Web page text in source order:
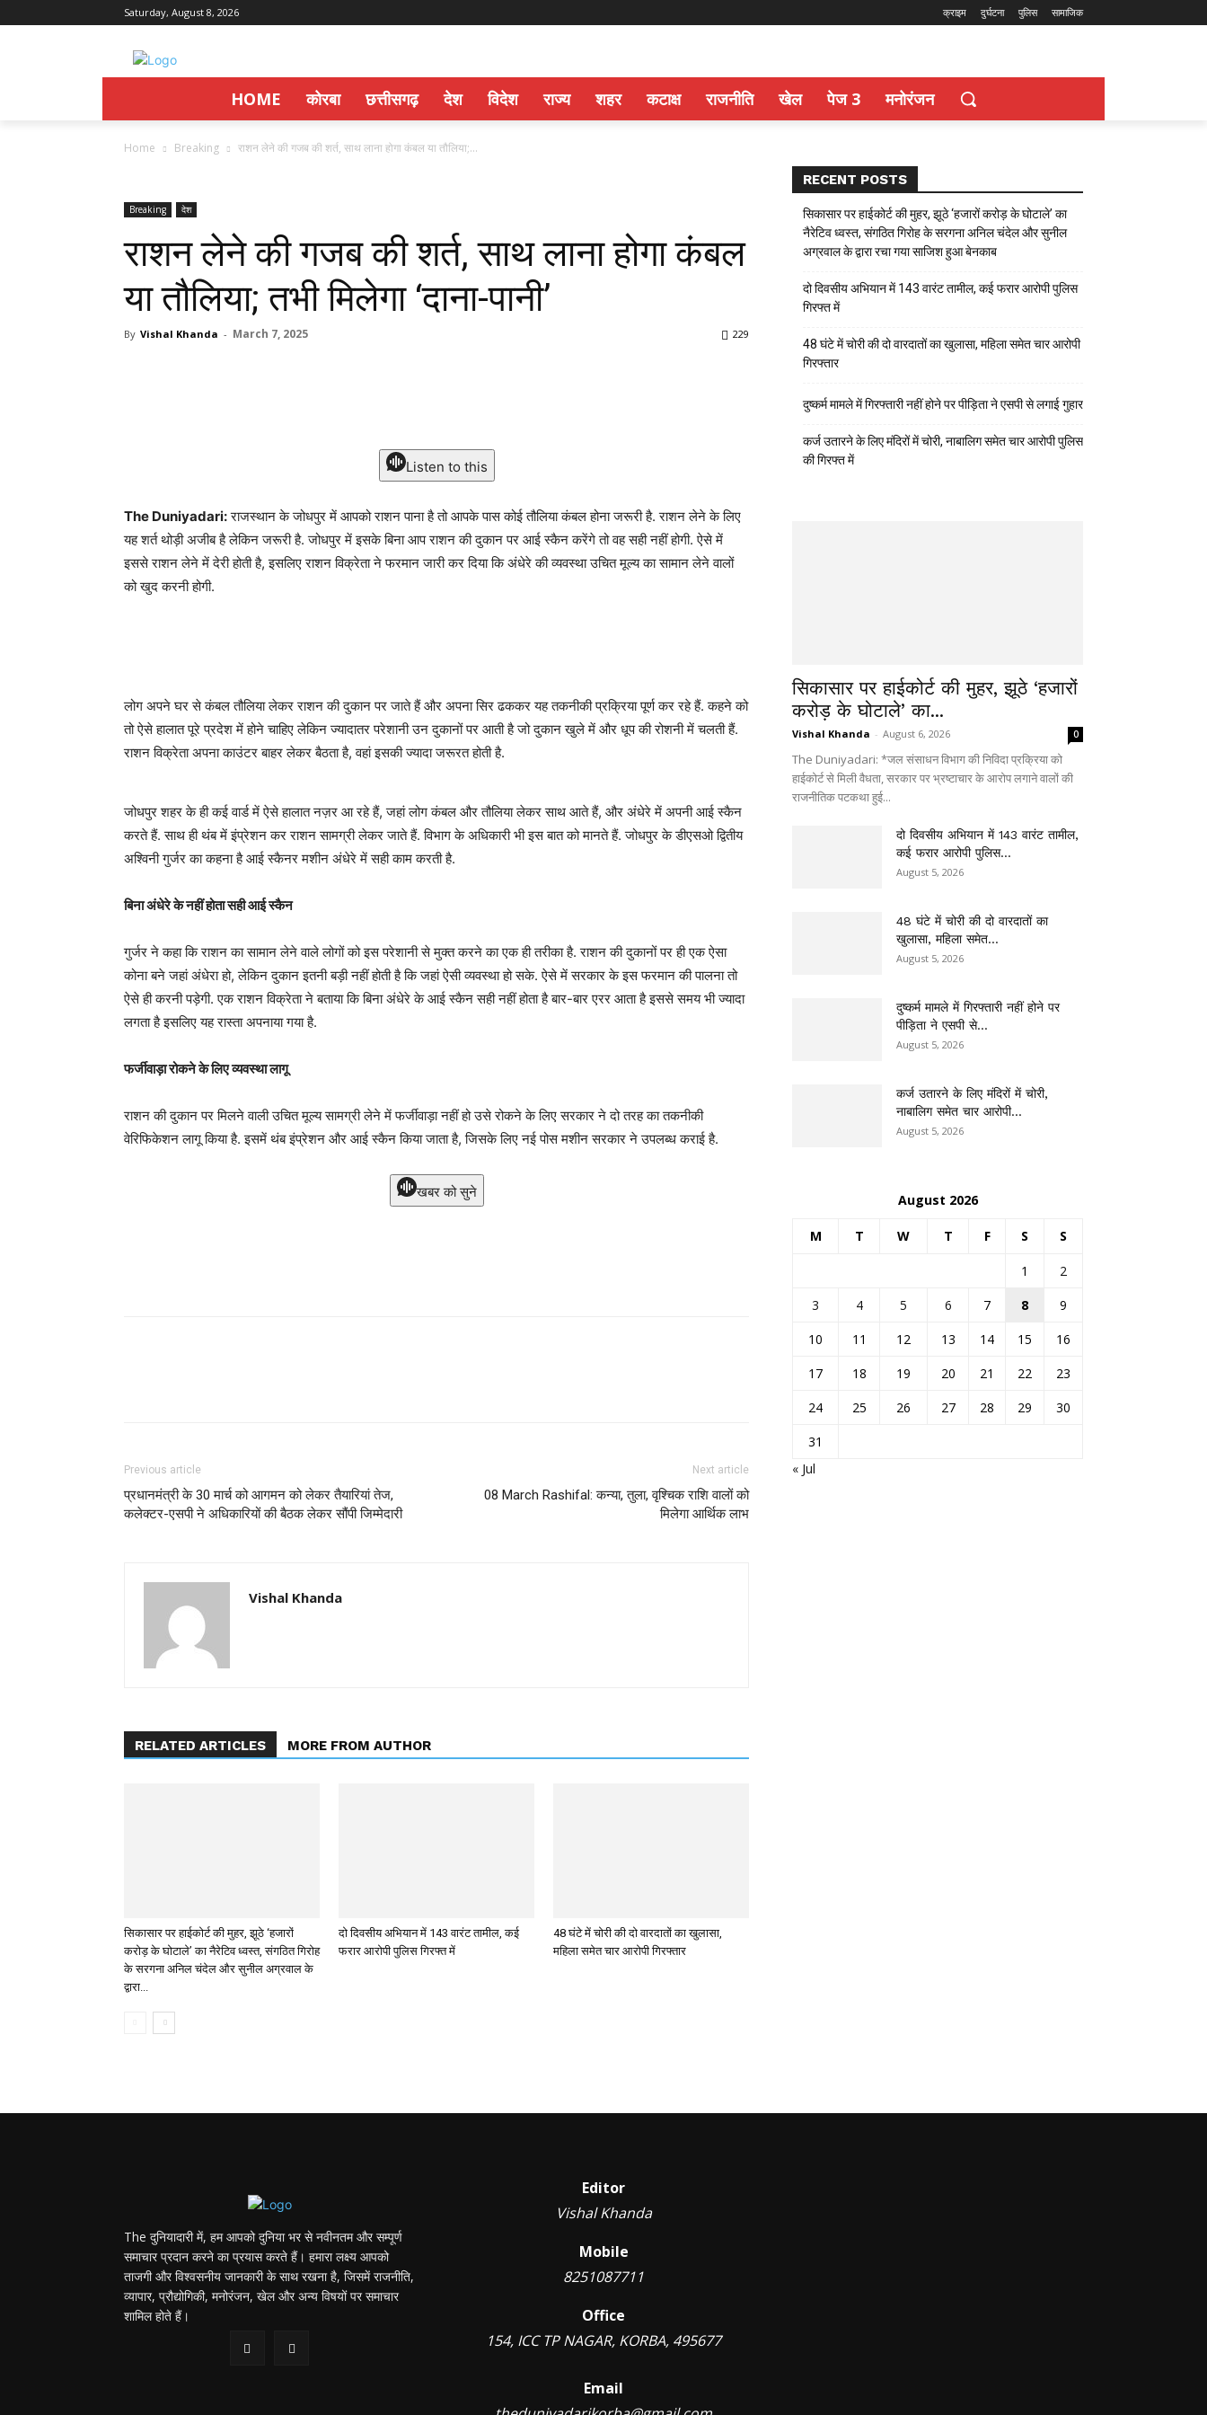
Saturday, August 8, 2026 क्राइम दुर्घटना पुलिस सामाजिक
HOME कोरबा छत्तीसगढ़ देश विदेश राज्य शहर कटाक्ष राजनीति खेल पेज 3 मनोरंजन
Home Breaking राशन लेने की गजब की शर्त, साथ लाना होगा कंबल या तौलिया;...
Breaking देश
राशन लेने की गजब की शर्त, साथ लाना होगा कंबल
या तौलिया; तभी मिलेगा ‘दाना-पानी’
By Vishal Khanda - March 7, 2025 229
Listen to this
The Duniyadari:राजस्थान के जोधपुर में आपको राशन पाना है तो आपके पास कोई तौलिया कंबल होना जरूरी है. राशन लेने के लिए
यह शर्त थोड़ी अजीब है लेकिन जरूरी है. जोधपुर में इसके बिना आप राशन की दुकान पर आई स्कैन करेंगे तो वह सही नहीं होगी. ऐसे में
इससे राशन लेने में देरी होती है, इसलिए राशन विक्रेता ने फरमान जारी कर दिया कि अंधेरे की व्यवस्था उचित मूल्य का सामान लेने वालों
को खुद करनी होगी.
लोग अपने घर से कंबल तौलिया लेकर राशन की दुकान पर जाते हैं और अपना सिर ढककर यह तकनीकी प्रक्रिया पूर्ण कर रहे हैं. कहने को
तो ऐसे हालात पूरे प्रदेश में होने चाहिए लेकिन ज्यादातर परेशानी उन दुकानों पर आती है जो दुकान खुले में और धूप की रोशनी में चलती हैं.
राशन विक्रेता अपना काउंटर बाहर लेकर बैठता है, वहां इसकी ज्यादा जरूरत होती है.
जोधपुर शहर के ही कई वार्ड में ऐसे हालात नज़र आ रहे हैं, जहां लोग कंबल और तौलिया लेकर साथ आते हैं, और अंधेरे में अपनी आई स्कैन
करते हैं. साथ ही थंब में इंप्रेशन कर राशन सामग्री लेकर जाते हैं. विभाग के अधिकारी भी इस बात को मानते हैं. जोधपुर के डीएसओ द्वितीय
अश्विनी गुर्जर का कहना है आई स्कैनर मशीन अंधेरे में सही काम करती है.
बिना अंधेरे के नहीं होता सही आई स्कैन
गुर्जर ने कहा कि राशन का सामान लेने वाले लोगों को इस परेशानी से मुक्त करने का एक ही तरीका है. राशन की दुकानों पर ही एक ऐसा
कोना बने जहां अंधेरा हो, लेकिन दुकान इतनी बड़ी नहीं होती है कि जहां ऐसी व्यवस्था हो सके. ऐसे में सरकार के इस फरमान की पालना तो
ऐसे ही करनी पड़ेगी. एक राशन विक्रेता ने बताया कि बिना अंधेरे के आई स्कैन सही नहीं होता है बार-बार एरर आता है इससे समय भी ज्यादा
लगता है इसलिए यह रास्ता अपनाया गया है.
फर्जीवाड़ा रोकने के लिए व्यवस्था लागू
राशन की दुकान पर मिलने वाली उचित मूल्य सामग्री लेने में फर्जीवाड़ा नहीं हो उसे रोकने के लिए सरकार ने दो तरह का तकनीकी
वेरिफिकेशन लागू किया है. इसमें थंब इंप्रेशन और आई स्कैन किया जाता है, जिसके लिए नई पोस मशीन सरकार ने उपलब्ध कराई है.
खबर को सुने
Previous article
प्रधानमंत्री के 30 मार्च को आगमन को लेकर तैयारियां तेज,
कलेक्टर-एसपी ने अधिकारियों की बैठक लेकर सौंपी जिम्मेदारी
Next article
08 March Rashifal: कन्या, तुला, वृश्चिक राशि वालों को
मिलेगा आर्थिक लाभ
Vishal Khanda
RELATED ARTICLES MORE FROM AUTHOR
सिकासार पर हाईकोर्ट की मुहर, झूठे ‘हजारों
करोड़ के घोटाले’ का नैरेटिव ध्वस्त, संगठित गिरोह
के सरगना अनिल चंदेल और सुनील अग्रवाल के
द्वारा...
दो दिवसीय अभियान में 143 वारंट तामील, कई
फरार आरोपी पुलिस गिरफ्त में
48 घंटे में चोरी की दो वारदातों का खुलासा,
महिला समेत चार आरोपी गिरफ्तार
RECENT POSTS
सिकासार पर हाईकोर्ट की मुहर, झूठे ‘हजारों करोड़ के घोटाले’ का
नैरेटिव ध्वस्त, संगठित गिरोह के सरगना अनिल चंदेल और सुनील
अग्रवाल के द्वारा रचा गया साजिश हुआ बेनकाब
दो दिवसीय अभियान में 143 वारंट तामील, कई फरार आरोपी पुलिस
गिरफ्त में
48 घंटे में चोरी की दो वारदातों का खुलासा, महिला समेत चार आरोपी
गिरफ्तार
दुष्कर्म मामले में गिरफ्तारी नहीं होने पर पीड़िता ने एसपी से लगाई गुहार
कर्ज उतारने के लिए मंदिरों में चोरी, नाबालिग समेत चार आरोपी पुलिस
की गिरफ्त में
सिकासार पर हाईकोर्ट की मुहर, झूठे ‘हजारों
करोड़ के घोटाले’ का...
Vishal Khanda - August 6, 2026 0
The Duniyadari: *जल संसाधन विभाग की निविदा प्रक्रिया को
हाईकोर्ट से मिली वैधता, सरकार पर भ्रष्टाचार के आरोप लगाने वालों की
राजनीतिक पटकथा हुई...
दो दिवसीय अभियान में 143 वारंट तामील,
कई फरार आरोपी पुलिस...
August 5, 2026
48 घंटे में चोरी की दो वारदातों का
खुलासा, महिला समेत...
August 5, 2026
दुष्कर्म मामले में गिरफ्तारी नहीं होने पर
पीड़िता ने एसपी से...
August 5, 2026
कर्ज उतारने के लिए मंदिरों में चोरी,
नाबालिग समेत चार आरोपी...
August 5, 2026
August 2026
M T W T F S S
1
2
3
4 5 6 7 8
9
10
11 12 13 14 15
16
17
18 19 20 21 22
23
24
25 26 27 28 29
30
31
« Jul
The दुनियादारी में, हम आपको दुनिया भर से नवीनतम और सम्पूर्ण
समाचार प्रदान करने का प्रयास करते हैं। हमारा लक्ष्य आपको
ताजगी और विश्वसनीय जानकारी के साथ रखना है, जिसमें राजनीति,
व्यापार, प्रौद्योगिकी, मनोरंजन, खेल और अन्य विषयों पर समाचार
शामिल होते हैं।
Editor
Vishal Khanda
Mobile
8251087711
Office
154, ICC TP NAGAR, KORBA, 495677
Email